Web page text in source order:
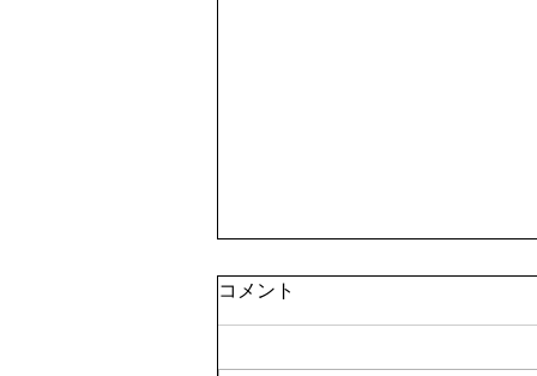
「夏休み教室」を開催
コメント